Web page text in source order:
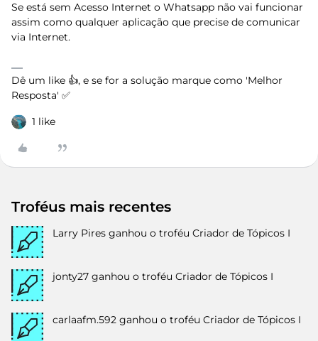
Se está sem Acesso Internet o Whatsapp não vai funcionar
assim como qualquer aplicação que precise de comunicar
via Internet.
Dê um like 👍, e se for a solução marque como 'Melhor
Resposta' ✅
1 like
Troféus mais recentes
Larry Pires ganhou o troféu Criador de Tópicos I
jonty27 ganhou o troféu Criador de Tópicos I
carlaafm.592 ganhou o troféu Criador de Tópicos I